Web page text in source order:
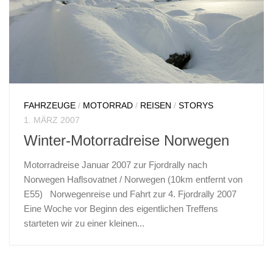
FAHRZEUGE / MOTORRAD / REISEN / STORYS
1. MÄRZ 2007
Winter-Motorradreise Norwegen
Motorradreise Januar 2007 zur Fjordrally nach
Norwegen Haflsovatnet / Norwegen (10km entfernt von
E55) Norwegenreise und Fahrt zur 4. Fjordrally 2007
Eine Woche vor Beginn des eigentlichen Treffens
starteten wir zu einer kleinen...